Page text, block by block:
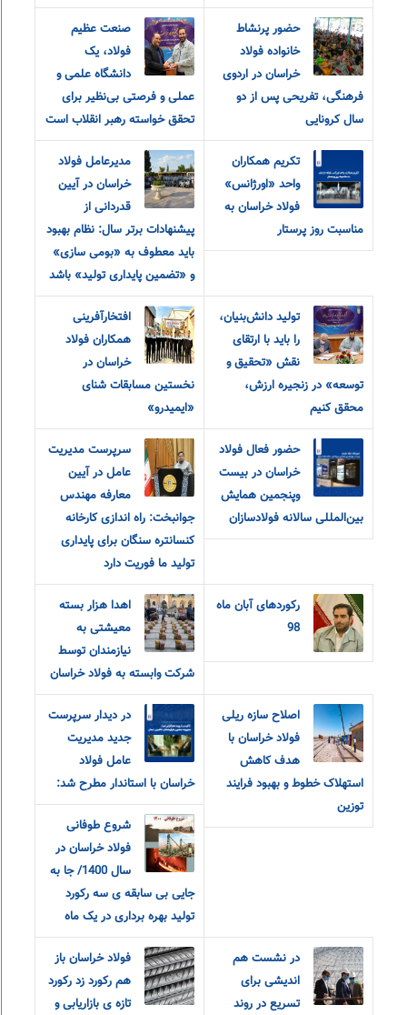
حضور پرنشاط
خانواده فولاد
خراسان در اردوی
فرهنگی، تفریحی پس از دو
سال کرونایی
صنعت عظیم
فولاد، یک
دانشگاه علمی و
عملی و فرصتی بی‌نظیر برای
تحقق خواسته رهبر انقلاب است
تکریم همکاران
واحد «اورژانس»
فولاد خراسان به
مناسبت روز پرستار
مدیرعامل فولاد
خراسان در آیین
قدردانی از
پیشنهادات برتر سال: نظام بهبود
باید معطوف به «بومی سازی»
و «تضمین پایداری تولید» باشد
تولید دانش‌بنیان،
را باید با ارتقای
نقش «تحقیق و‌
توسعه» در زنجیره ارزش،
محقق کنیم
افتخارآفرینی
همکاران فولاد
خراسان در
نخستین مسابقات شنای
«ایمیدرو»
حضور فعال فولاد
خراسان در بیست
و‌پنجمین همایش
بین‌المللی سالانه فولادسازان
سرپرست مدیریت
عامل در آیین
معارفه مهندس
جوانبخت: راه اندازی کارخانه
کنسانتره سنگان برای پایداری
تولید ما فوریت دارد
رکوردهای آبان ماه
98
اهدا هزار بسته
معیشتی به
نیازمندان توسط
شرکت وابسته به فولاد خراسان
اصلاح سازه ریلی
فولاد خراسان با
هدف کاهش
استهلاک خطوط و بهبود فرایند
توزین
در دیدار سرپرست
جدید مدیریت
عامل فولاد
خراسان با استاندار مطرح شد:
شروع طوفانی
فولاد خراسان در
سال 1400/ جا به
جایی بی سابقه ی سه رکورد
تولید بهره برداری در یک ماه
در نشست هم
اندیشی برای
تسریع در روند
فولاد خراسان باز
هم رکورد زد رکورد
تازه ی بازاریابی و